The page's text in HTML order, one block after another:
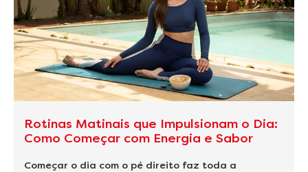
Rotinas Matinais que Impulsionam o Dia:
Como Começar com Energia e Sabor
Começar o dia com o pé direito faz toda a